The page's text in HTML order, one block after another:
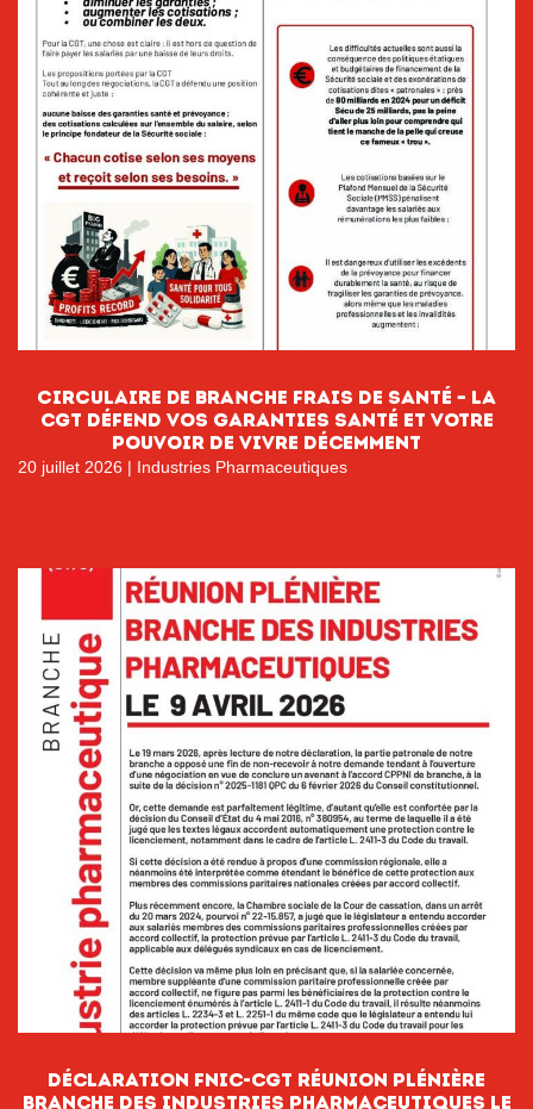
circulaire de branche FRAIS DE SANTÉ – LA
CGT DÉFEND VOS GARANTIES SANTÉ ET VOTRE
POUVOIR DE VIVRE DÉCEMMENT
20 juillet 2026 | Industries Pharmaceutiques
DÉCLARATION FNIC-CGT RÉUNION PLÉNIÈRE
BRANCHE DES INDUSTRIES PHARMACEUTIQUES LE